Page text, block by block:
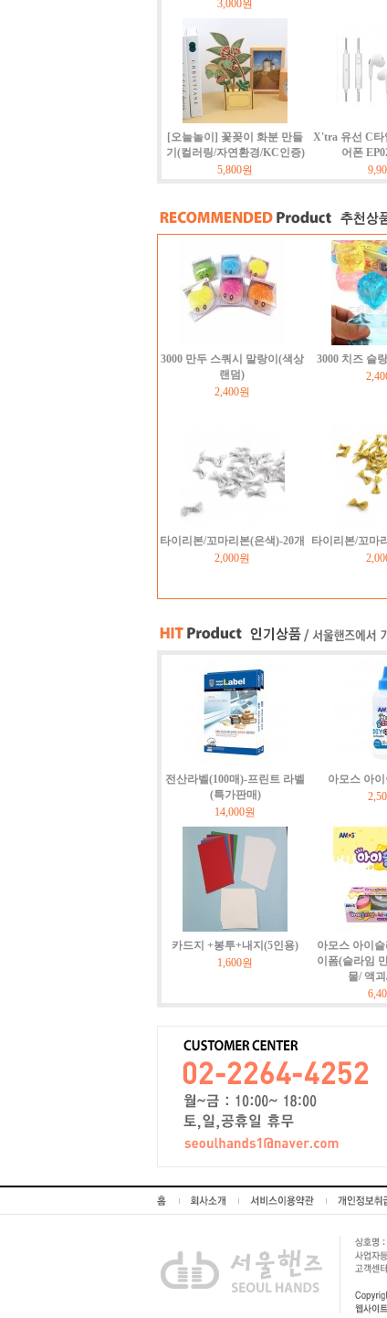
3,000원
[오늘놀이] 꽃꽂이 화분 만들
기(컬러링/자연환경/KC인증)
5,800원
X'tra 유선 C타
어폰
3000 만두 스쿼시 말랑이(색상
랜덤)
2,400원
3000 치즈 슬
타이리본/꼬마리본(은색)-20개
2,000원
타이리본/꼬마
전산라벨(100매)-프린트 라벨
(특가판매)
14,000원
아모스 아
카드지 +봉투+내지(5인용)
1,600원
아모스 아이
이폼(슬라임
물/ 액